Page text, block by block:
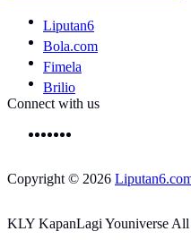
Liputan6
Bola.com
Fimela
Brilio
Connect with us
Copyright © 2026
KLY KapanLagi Youniverse All